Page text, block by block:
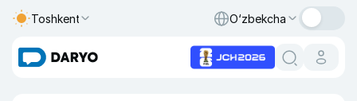
Toshkent O‘zbekcha